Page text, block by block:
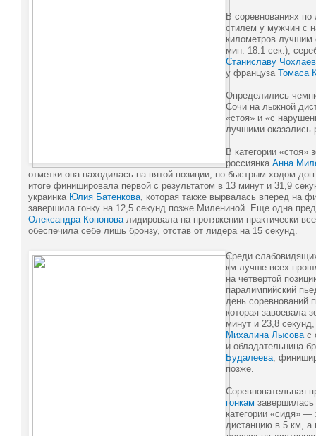
В соревнованиях
стилем у мужчин с
километров лучшим
мин. 18.1 сек.),
Станиславу
у француза Томаса
Определились
Сочи на лыжной
«стоя» и «с
лучшими оказались
В категории «стоя»
россиянка Анна
отметки она находилась на пятой позиции, но быстрым ходом
итоге финишировала первой с результатом в 13 минут и 31,9
украинка Юлия Батенкова , которая также вырвалась вперед на
завершила гонку на 12,5 секунд позже Милениной. Еще одна
Олександра Кононова лидировала на протяжении практически
обеспечила себе лишь бронзу, отстав от лидера на 15 секунд.
Среди
км лучше всех
на четвертой
паралимпийский
день соревнований
которая завоевала
минут и 23,8
Михалина Лысова с
и обладательница
Будалеева ,
позже.
Соревновательная
гонкам завершилась
категории «сидя»
дистанцию в 5 км,